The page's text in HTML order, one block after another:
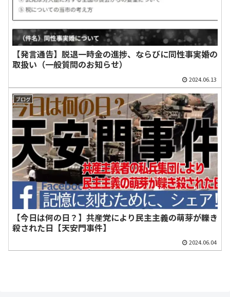
【発言通告】脱退一時金の進捗、ならびに同性事実婚の
取扱い（一般質問のお知らせ）
2024.06.13
ブログ
【今日は何の日？】共産党により民主主義の萌芽が轢き
殺された日【天安門事件】
2024.06.04